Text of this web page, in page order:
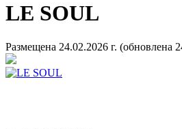
LE SOUL
Размещена 24.02.2026 г. (обновлена